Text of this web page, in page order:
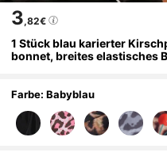
3,82€
1 Stück blau karierter
bonnet, breites elastisches
auen
Farbe: Babyblau